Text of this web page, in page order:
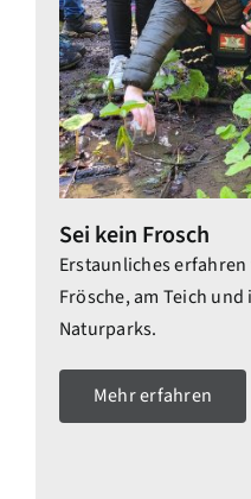
Sei kein Frosch
Erstaunliches
Frösche, am Teich
Naturparks.
Mehr erfahren